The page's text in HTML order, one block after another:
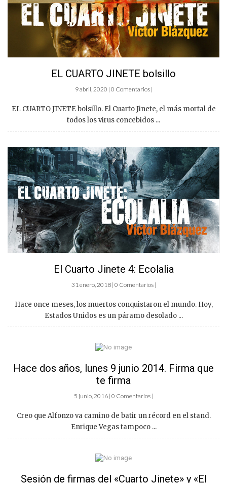
EL CUARTO JINETE bolsillo
9 abril, 2020 | 0 Comentarios |
EL CUARTO JINETE bolsillo. El Cuarto Jinete, el más mortal de
todos los virus concebidos ...
El Cuarto Jinete 4: Ecolalia
31 enero, 2018 | 0 Comentarios |
Hace once meses, los muertos conquistaron el mundo. Hoy,
Estados Unidos es un páramo desolado ...
Hace dos años, lunes 9 junio 2014. Firma que
te firma
5 junio, 2016 | 0 Comentarios |
Creo que Alfonzo va camino de batir un récord en el stand.
Enrique Vegas tampoco ...
Sesión de firmas del «Cuarto Jinete» y «El